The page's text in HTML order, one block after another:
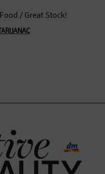
/ Great Stock!